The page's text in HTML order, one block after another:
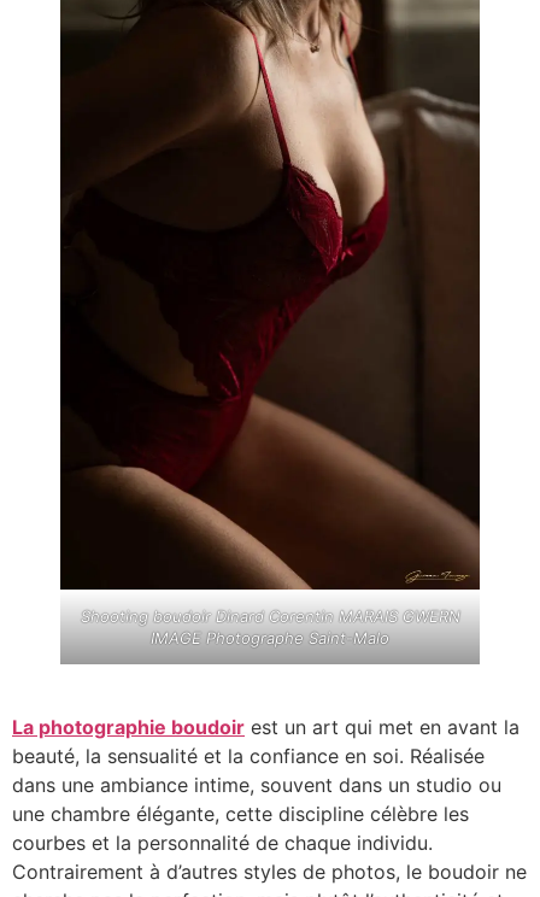
Shooting boudoir Dinard Corentin MARAIS GWERN
IMAGE Photographe Saint-Malo
La photographie boudoir est un art qui met en avant la
beauté, la sensualité et la confiance en soi. Réalisée
dans une ambiance intime, souvent dans un studio ou
une chambre élégante, cette discipline célèbre les
courbes et la personnalité de chaque individu.
Contrairement à d’autres styles de photos, le boudoir ne